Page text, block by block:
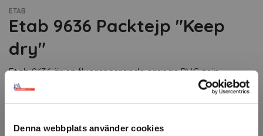
Denna webbplats använder cookies
ETAB
Etab 9636 Packtejp "Keep
dry"
Etab 9636 är en fluorescerande orange PVC-tejp.